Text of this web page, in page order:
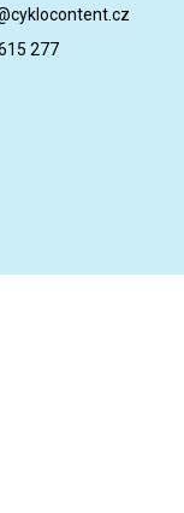
cyklocontent.cz
277